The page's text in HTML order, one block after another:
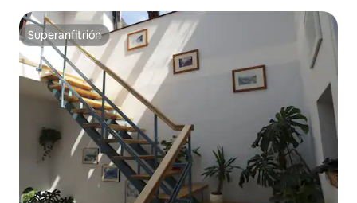
Superanfitrión
Superanfitrión